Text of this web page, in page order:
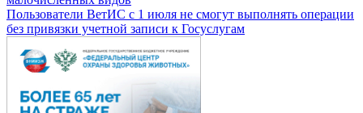
Пользователи ВетИС с 1 июля не смогут выполнять операции
без привязки учетной записи к Госуслугам